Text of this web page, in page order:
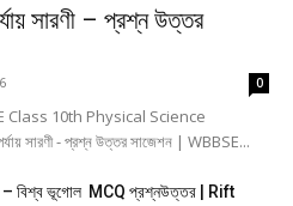
সারণী – প্রশ্ন উত্তর
0
Class 10th Physical Science
সারণী - প্রশ্ন উত্তর সাজেশন | WBBSE...
– বিশ্ব ভূগোল MCQ প্রশ্নউত্তর | Rift